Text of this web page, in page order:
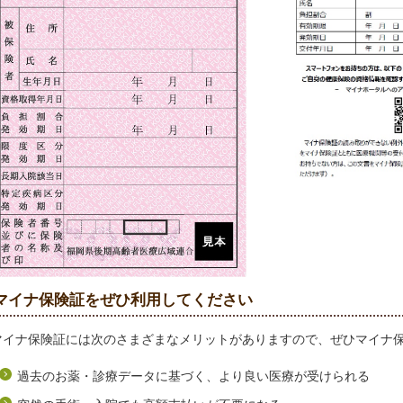
イナ保険証をぜひ利用してください
イナ保険証には次のさまざまなメリットがありますので、ぜひマイナ
過去のお薬・診療データに基づく、より良い医療が受けられる